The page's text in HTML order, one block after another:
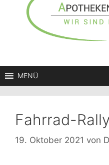
MENÜ
Fahrrad-
19. Oktober 2021 von